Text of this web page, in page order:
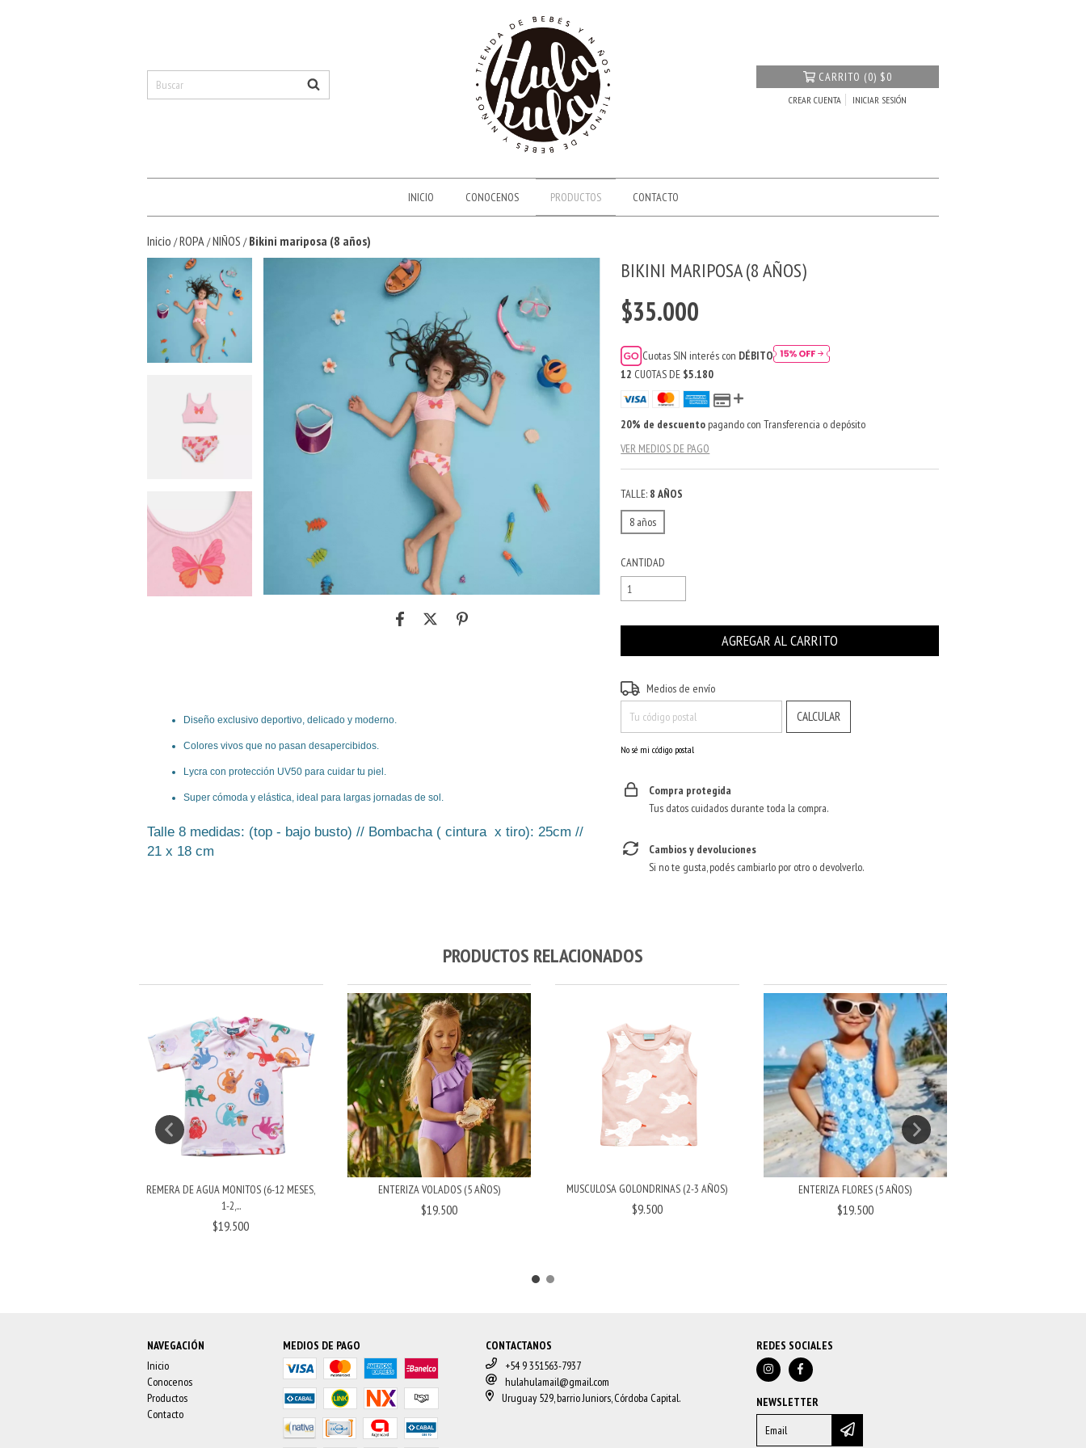
CARRITO (0) $0
CREAR CUENTA INICIAR SESIÓN
INICIO CONOCENOS PRODUCTOS CONTACTO
Inicio /ROPA/NIÑOS / Bikini mariposa (8 años)
Diseño exclusivo deportivo, delicado y moderno.
Colores vivos que no pasan desapercibidos.
Lycra con protección UV50 para cuidar tu piel.
Super cómoda y elástica, ideal para largas jornadas de sol.
Talle 8 medidas: (top - bajo busto) // Bombacha ( cintura x tiro): 25cm //
21 x 18 cm
BIKINI MARIPOSA (8 AÑOS)
$35.000
Cuotas SIN interés con DÉBITO
12 CUOTAS DE $5.180
20% de descuento pagando con Transferencia o depósito
VER MEDIOS DE PAGO
TALLE: 8 AÑOS
8 años
CANTIDAD
Entregas para el CP:
Medios de envío
CALCULAR
No sé mi código postal
Compra protegida
Tus datos cuidados durante toda la compra.
Cambios y devoluciones
Si no te gusta, podés cambiarlo por otro o devolverlo.
PRODUCTOS RELACIONADOS
REMERA DE AGUA MONITOS (6-12 MESES,
1-2,...
$19.500
ENTERIZA VOLADOS (5 AÑOS)
$19.500
MUSCULOSA GOLONDRINAS (2-3 AÑOS)
$9.500
ENTERIZA FLORES (5 AÑOS)
$19.500
NAVEGACIÓN
Inicio
Conocenos
Productos
Contacto
MEDIOS DE PAGO
CONTACTANOS
+54 9 351563-7937
hulahulamail@gmail.com
Uruguay 529, barrio Juniors, Córdoba Capital.
REDES SOCIALES
NEWSLETTER